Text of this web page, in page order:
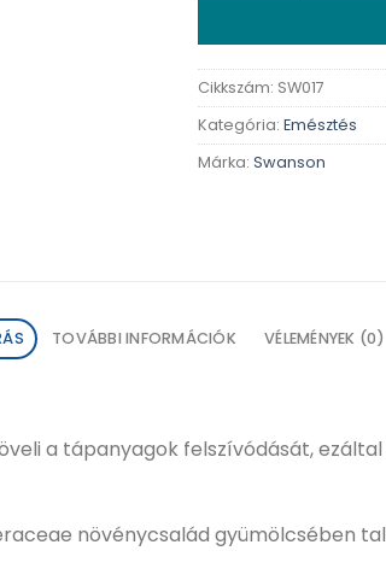
Cikkszám: SW017
Kategória: Emésztés
Márka: Swanson
TOVÁBBI INFORMÁCIÓK VÉLEMÉNYEK (0)
a tápanyagok felszívódását,
növénycsalád gyümölcsében